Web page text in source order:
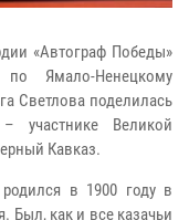
«Автограф Победы»
по Ямало-Ненецкому
Светлова поделилась
участнике Великой
Кавказ.
в 1900 году в
Был, как и все казачьи